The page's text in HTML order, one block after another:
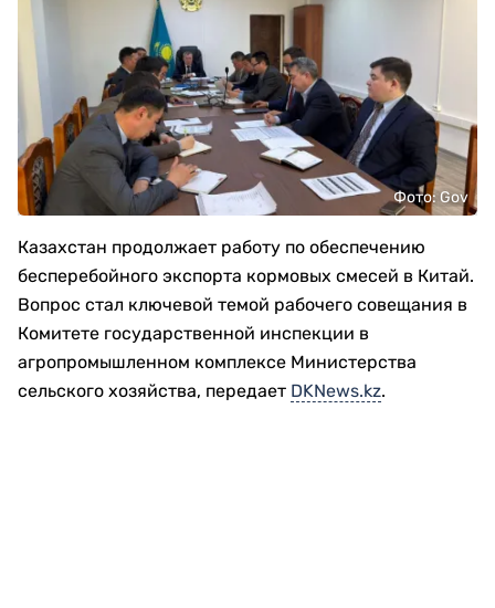
Фото: Gov
Казахстан продолжает работу по обеспечению
бесперебойного экспорта кормовых смесей в Китай.
Вопрос стал ключевой темой рабочего совещания в
Комитете государственной инспекции в
агропромышленном комплексе Министерства
сельского хозяйства, передает DKNews.kz.